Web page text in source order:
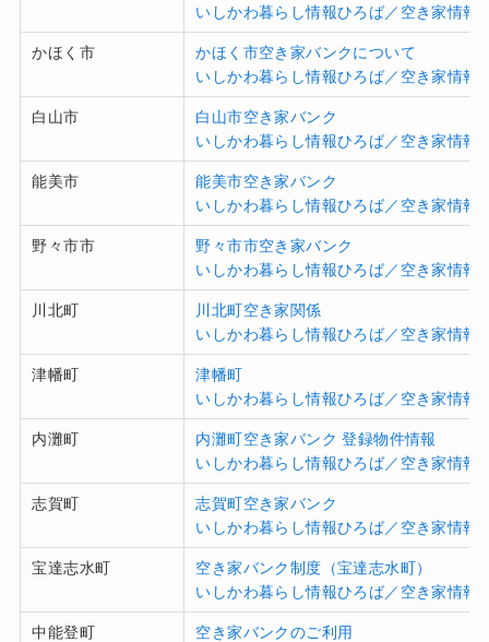
いしかわ暮らし情報ひろば／空き家情報
かほく市
かほく市空き家バンクについて
いしかわ暮らし情報ひろば／空き家情報
白山市
白山市空き家バンク
いしかわ暮らし情報ひろば／空き家情報
能美市
能美市空き家バンク
いしかわ暮らし情報ひろば／空き家情報
野々市市
野々市市空き家バンク
いしかわ暮らし情報ひろば／空き家情報
川北町
川北町空き家関係
いしかわ暮らし情報ひろば／空き家情報
津幡町
津幡町
いしかわ暮らし情報ひろば／空き家情報
内灘町
内灘町空き家バンク 登録物件情報
いしかわ暮らし情報ひろば／空き家情報
志賀町
志賀町空き家バンク
いしかわ暮らし情報ひろば／空き家情報
宝達志水町
空き家バンク制度（宝達志水町）
いしかわ暮らし情報ひろば／空き家情報
中能登町
空き家バンクのご利用